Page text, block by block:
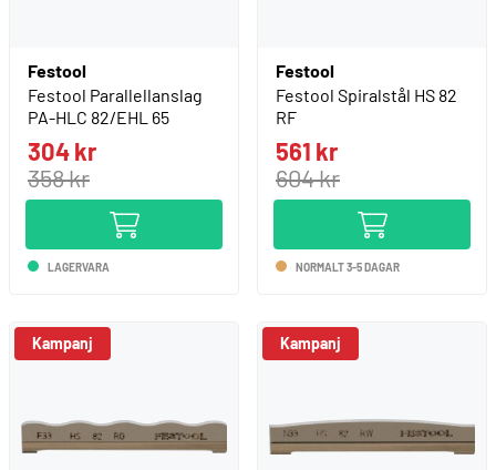
Festool
Festool Parallellanslag
PA-HLC 82/EHL 65
304 kr
358 kr
LAGERVARA
Festool
Festool Spiralstål HS 82
RF
561 kr
604 kr
NORMALT 3-5 DAGAR
Kampanj Kampanj